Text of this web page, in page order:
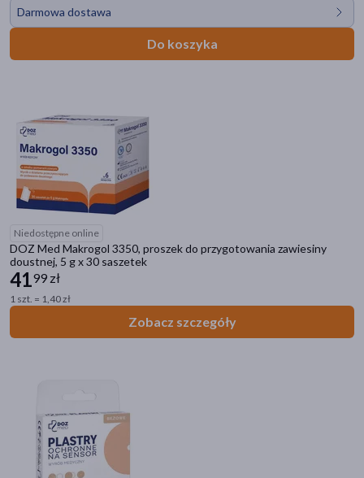
Darmowa dostawa
Do koszyka
Niedostępne online
DOZ Med Makrogol 3350, proszek do przygotowania zawiesiny
doustnej, 5 g x 30 saszetek
4199 zł
1 szt. = 1,40 zł
Zobacz szczegóły
Kategorie produktów
Do poprzedniej kategorii
DOZkonałe Marki